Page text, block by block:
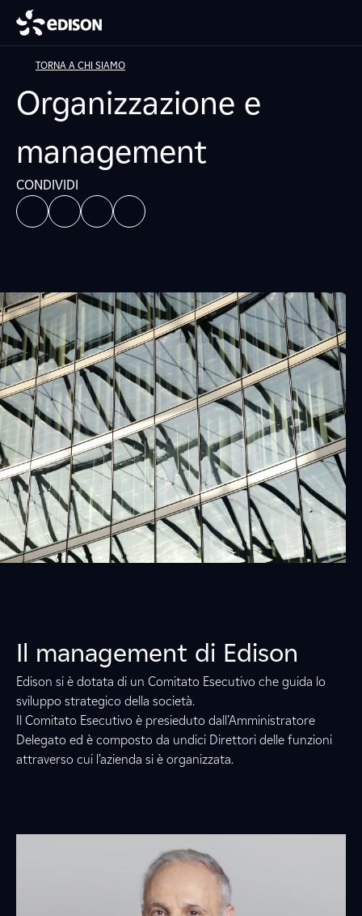
TORNA A CHI SIAMO
Organizzazione e
management
CONDIVIDI
Il management di Edison
Edison si è dotata di un Comitato Esecutivo che guida lo
sviluppo strategico della società.
Il Comitato Esecutivo è presieduto dall’Amministratore
Delegato ed è composto da undici Direttori delle funzioni
attraverso cui l’azienda si è organizzata.